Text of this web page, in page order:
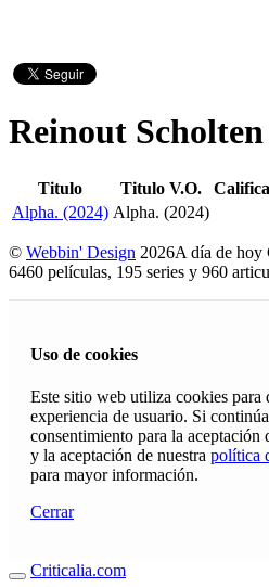
Reinout
Titulo Titulo V.O.
Alpha. (2024) Alpha. (2024)
© Webbin' Design 2026A día de hoy
6460 películas, 195 series y 960
Uso de cookies
Este sitio web utiliza cookies para
experiencia de usuario. Si
consentimiento para la aceptación
y la aceptación de nuestra política
para mayor información.
Cerrar
Criticalia.com